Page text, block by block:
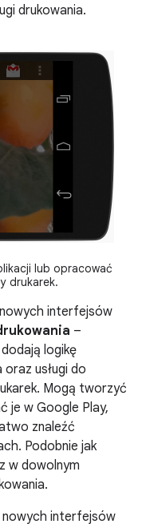
drukowania.
lub opracować
drukarek.
interfejsów
–
logikę
usługi do
Mogą tworzyć
je w Google Play,
znaleźć
Podobnie jak
w dowolnym
interfejsów